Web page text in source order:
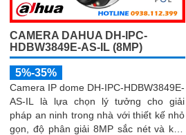
CAMERA DAHUA DH-IPC-
HDBW3849E-AS-IL (8MP)
5%-35%
Camera IP dome DH-IPC-HDBW3849E-
AS-IL là lựa chọn lý tưởng cho giải
pháp an ninh trong nhà với thiết kế nhỏ
gọn, độ phân giải 8MP sắc nét và khả